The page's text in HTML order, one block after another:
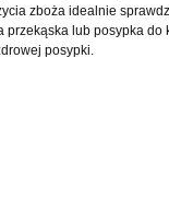
zboża idealnie
przekąska lub posypka
posypki.